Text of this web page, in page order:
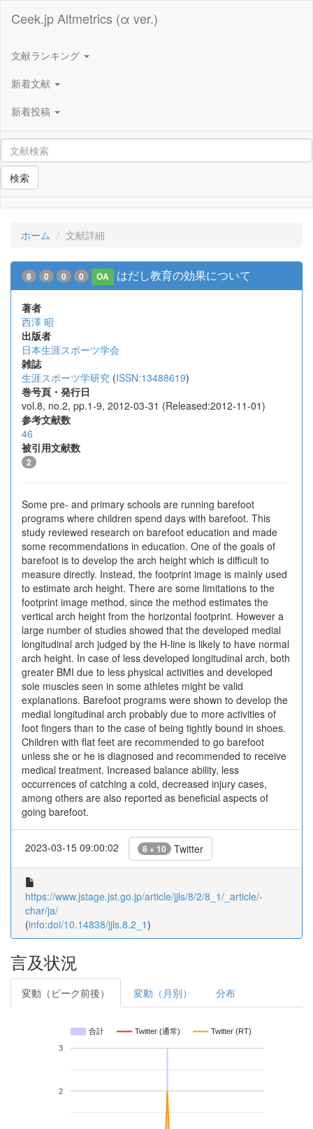
Ceek.jp Altmetrics (α ver.)
文献ランキング
新着文献
新着投稿
検索
ホーム 文献詳細
8 0 0 0 OA はだし教育の効果について
著者
西澤 昭
出版者
日本生涯スポーツ学会
雑誌
生涯スポーツ学研究 (ISSN:13488619)
巻号頁・発行日
vol.8, no.2, pp.1-9, 2012-03-31 (Released:2012-11-01)
参考文献数
46
被引用文献数
2
Some pre- and primary schools are running barefoot
programs where children spend days with barefoot. This
study reviewed research on barefoot education and made
some recommendations in education. One of the goals of
barefoot is to develop the arch height which is difficult to
measure directly. Instead, the footprint image is mainly used
to estimate arch height. There are some limitations to the
footprint image method, since the method estimates the
vertical arch height from the horizontal footprint. However a
large number of studies showed that the developed medial
longitudinal arch judged by the H-line is likely to have normal
arch height. In case of less developed longitudinal arch, both
greater BMI due to less physical activities and developed
sole muscles seen in some athletes might be valid
explanations. Barefoot programs were shown to develop the
medial longitudinal arch probably due to more activities of
foot fingers than to the case of being tightly bound in shoes.
Children with flat feet are recommended to go barefoot
unless she or he is diagnosed and recommended to receive
medical treatment. Increased balance ability, less
occurrences of catching a cold, decreased injury cases,
among others are also reported as beneficial aspects of
going barefoot.
2023-03-15 09:00:02 8 + 10 Twitter
https://www.jstage.jst.go.jp/article/jjls/8/2/8_1/_article/-
char/ja/
(info:doi/10.14838/jjls.8.2_1)
言及状況
変動（ピーク前後） 変動（月別） 分布
合計 Twitter (通常) Twitter (RT)
2
3